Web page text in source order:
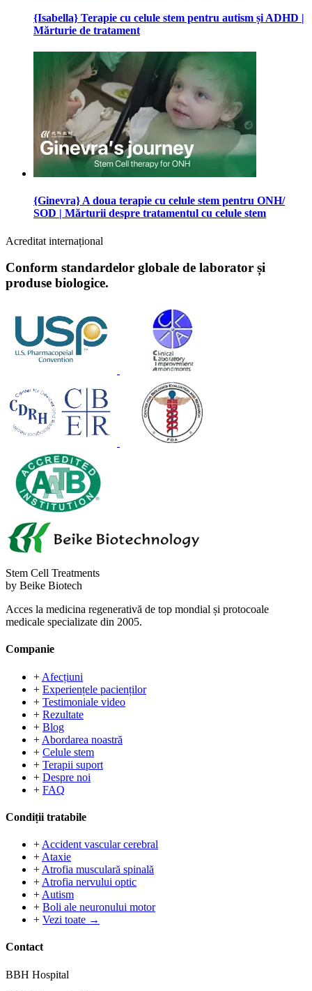
{Isabella} Terapie cu celule stem pentru autism și ADHD |
Mărturie de tratament
{Ginevra} A doua terapie cu celule stem pentru ONH/
SOD | Mărturii despre tratamentul cu celule stem
Acreditat internațional
Conform standardelor globale de laborator și
produse biologice.
Stem Cell Treatments
by Beike Biotech
Acces la medicina regenerativă de top mondial și protocoale
medicale specializate din 2005.
Companie
+ Afecțiuni
+ Experiențele pacienților
+ Testimoniale video
+ Rezultate
+ Blog
+ Abordarea noastră
+ Celule stem
+ Terapii suport
+ Despre noi
+ FAQ
Condiții tratabile
+ Accident vascular cerebral
+ Ataxie
+ Atrofia musculară spinală
+ Atrofia nervului optic
+ Autism
+ Boli ale neuronului motor
+ Vezi toate →
Contact
BBH Hospital